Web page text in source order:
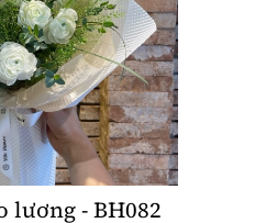
lương - BH082